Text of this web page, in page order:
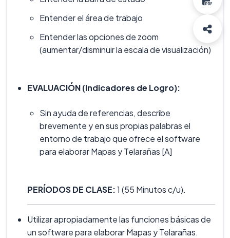
Entender el área de trabajo
Entender las opciones de zoom
(aumentar/disminuir la escala de visualización)
EVALUACIÓN (Indicadores de Logro):
Sin ayuda de referencias, describe
brevemente y en sus propias palabras el
entorno de trabajo que ofrece el software
para elaborar Mapas y Telarañas [A]
PERÍODOS DE CLASE:1 (55 Minutos c/u).
Utilizar apropiadamente las funciones básicas de
un software para elaborar Mapas y Telarañas.